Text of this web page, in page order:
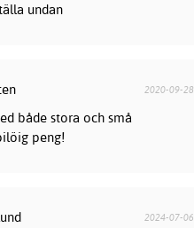
undan
2020-09-28
både stora och små
peng!
2024-07-06